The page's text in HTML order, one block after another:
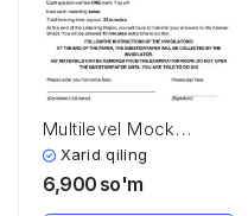
Multilevel Mock
testiga tayyorlanish
uchun listening test
Xarid qiling
6,900 so'm